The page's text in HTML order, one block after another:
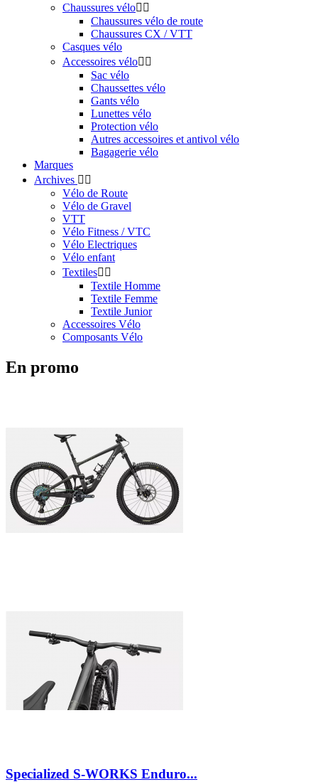
Chaussures vélo 
Chaussures vélo de route
Chaussures CX / VTT
Casques vélo
Accessoires vélo 
Sac vélo
Chaussettes vélo
Gants vélo
Lunettes vélo
Protection vélo
Autres accessoires et antivol vélo
Bagagerie vélo
Marques
Archives  
Vélo de Route
Vélo de Gravel
VTT
Vélo Fitness / VTC
Vélo Electriques
Vélo enfant
Textiles 
Textile Homme
Textile Femme
Textile Junior
Accessoires Vélo
Composants Vélo
En promo
Specialized S-WORKS Enduro...